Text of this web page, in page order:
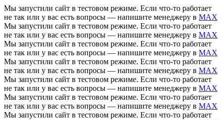
Мы запустили сайт в тестовом режиме. Если что-то работает
не так или у вас есть вопросы — напишите менеджеру в MAX
Мы запустили сайт в тестовом режиме. Если что-то работает
не так или у вас есть вопросы — напишите менеджеру в MAX
Мы запустили сайт в тестовом режиме. Если что-то работает
не так или у вас есть вопросы — напишите менеджеру в MAX
Мы запустили сайт в тестовом режиме. Если что-то работает
не так или у вас есть вопросы — напишите менеджеру в MAX
Мы запустили сайт в тестовом режиме. Если что-то работает
не так или у вас есть вопросы — напишите менеджеру в MAX
Мы запустили сайт в тестовом режиме. Если что-то работает
не так или у вас есть вопросы — напишите менеджеру в MAX
Мы запустили сайт в тестовом режиме. Если что-то работает